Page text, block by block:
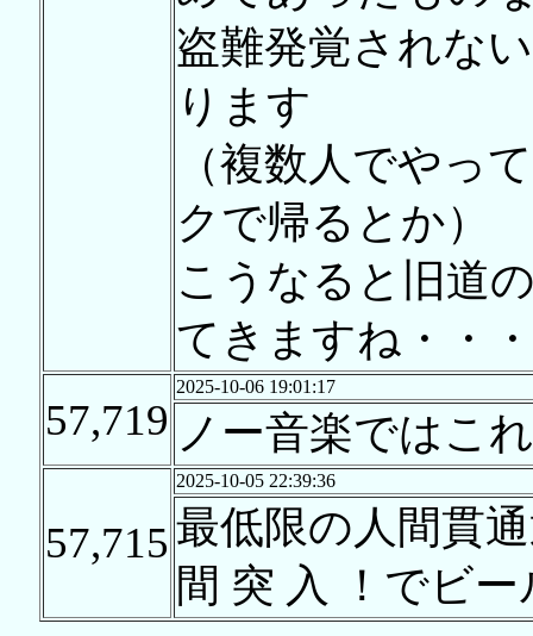
盗難発覚されな
ります
（複数人でやっ
クで帰るとか）
こうなると旧道
てきますね・・・
57,719
2025-10-06 19:01:17
ノー音楽ではこ
57,715
2025-10-05 22:39:36
最低限の人間貫
間 突 入 ！でビ